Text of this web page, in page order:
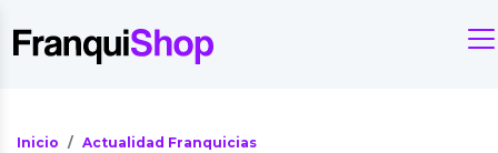
Inicio
Actualidad Franquicias